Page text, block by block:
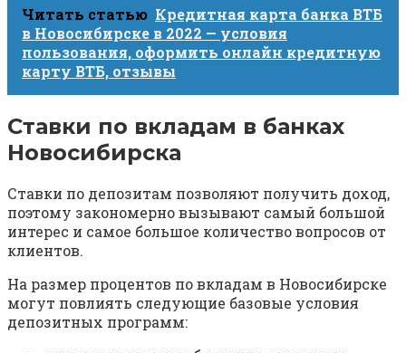
Читать статью Кредитная карта банка ВТБ
в Новосибирске в 2022 — условия
пользования, оформить онлайн кредитную
карту ВТБ, отзывы
Ставки по вкладам в банках
Новосибирска
Ставки по депозитам позволяют получить доход,
поэтому закономерно вызывают самый большой
интерес и самое большое количество вопросов от
клиентов.
На размер процентов по вкладам в Новосибирске
могут повлиять следующие базовые условия
депозитных программ: